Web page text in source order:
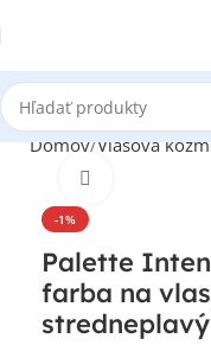
Domov Vlasová
-1%
Palette
farba na